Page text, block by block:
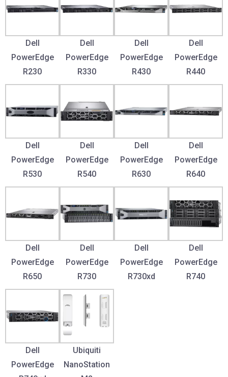
Dell
PowerEdge
R230
Dell
PowerEdge
R330
Dell
PowerEdge
R430
Dell
PowerEdge
R440
Dell
PowerEdge
R530
Dell
PowerEdge
R540
Dell
PowerEdge
R630
Dell
PowerEdge
R640
Dell
PowerEdge
R650
Dell
PowerEdge
R730
Dell
PowerEdge
R730xd
Dell
PowerEdge
R740
Dell
PowerEdge
Ubiquiti
NanoStation